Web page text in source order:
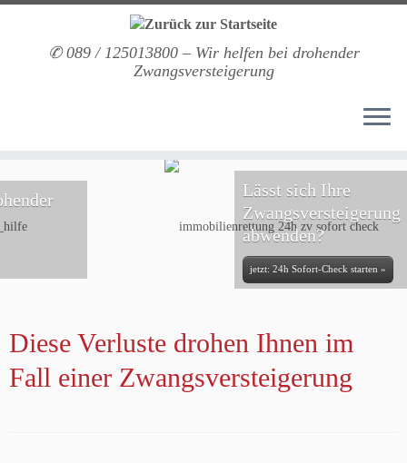
Zum
✆ 089 / 125013800 – Wir helfen bei drohender
Zwangsversteigerung
Diese Verluste drohen Ihnen im
Fall einer Zwangsversteigerung